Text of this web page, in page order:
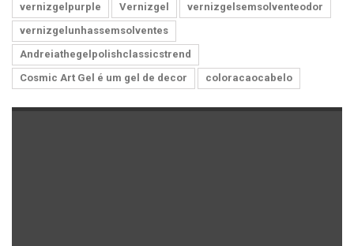
vernizgelpurple
Vernizgel
vernizgelsemsolventeodor
vernizgelunhassemsolventes
Andreiathegelpolishclassicstrend
Cosmic Art Gel é um gel de decor
coloracaocabelo